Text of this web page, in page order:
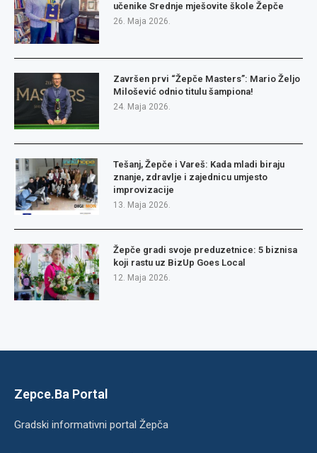
učenike Srednje mješovite škole Žepče
26. Maja 2026.
Završen prvi “Žepče Masters”: Mario Željo
Milošević odnio titulu šampiona!
24. Maja 2026.
Tešanj, Žepče i Vareš: Kada mladi biraju
znanje, zdravlje i zajednicu umjesto
improvizacije
13. Maja 2026.
Žepče gradi svoje preduzetnice: 5 biznisa
koji rastu uz BizUp Goes Local
12. Maja 2026.
Zepce.Ba Portal
Gradski informativni portal Žepča